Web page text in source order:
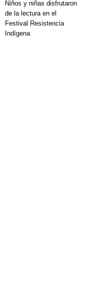
Niños y niñas disfrutaron
de la lectura en el
Festival Resistencia
Indígena